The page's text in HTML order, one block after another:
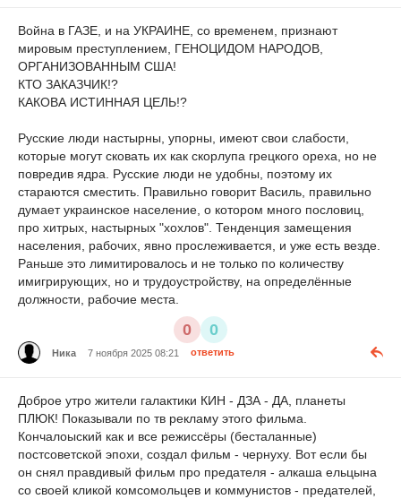
Война в ГАЗЕ, и на УКРАИНЕ, со временем, признают
мировым преступлением, ГЕНОЦИДОМ НАРОДОВ,
ОРГАНИЗОВАННЫМ США!
КТО ЗАКАЗЧИК!?
КАКОВА ИСТИННАЯ ЦЕЛЬ!?
Русские люди настырны, упорны, имеют свои слабости,
которые могут сковать их как скорлупа грецкого ореха, но не
повредив ядра. Русские люди не удобны, поэтому их
стараются сместить. Правильно говорит Василь, правильно
думает украинское население, о котором много пословиц,
про хитрых, настырных "хохлов". Тенденция замещения
населения, рабочих, явно прослеживается, и уже есть везде.
Раньше это лимитировалось и не только по количеству
имигрирующих, но и трудоустройству, на определённые
должности, рабочие места.
0 0
Ника 7 ноября 2025 08:21 ответить
Доброе утро жители галактики КИН - ДЗА - ДА, планеты
ПЛЮК! Показывали по тв рекламу этого фильма.
Кончалоыский как и все режиссёры (бесталанные)
постсоветской эпохи, создал фильм - чернуху. Вот если бы
он снял правдивый фильм про предателя - алкаша ельцына
со своей кликой комсомольцев и коммунистов - предателей,